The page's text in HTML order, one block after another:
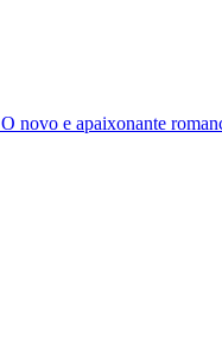
O novo e apaixonante